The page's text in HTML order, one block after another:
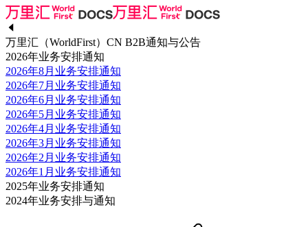
万里汇（WorldFirst）CN B2B通知与公告
2026年业务安排通知
2026年8月业务安排通知
2026年7月业务安排通知
2026年6月业务安排通知
2026年5月业务安排通知
2026年4月业务安排通知
2026年3月业务安排通知
2026年2月业务安排通知
2026年1月业务安排通知
2025年业务安排通知
2024年业务安排与通知